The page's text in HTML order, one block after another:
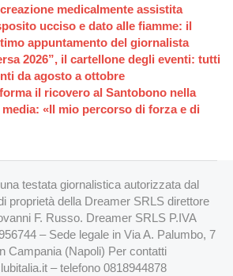
medicalmente assistita
ucciso e dato alle fiamme: il
appuntamento del giornalista
2026”, il cartellone degli eventi: tutti
da agosto a ottobre
il ricovero al Santobono nella
«Il mio percorso di forza e di
testata giornalistica autorizzata dal
proprietà della Dreamer SRLS direttore
F. Russo. Dreamer SRLS P.IVA
– Sede legale in Via A. Palumbo, 7
Campania (Napoli) Per contatti
– telefono 0818944878